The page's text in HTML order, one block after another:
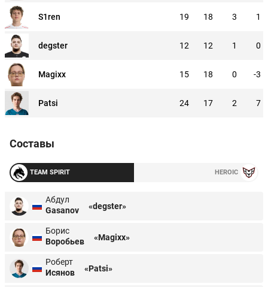
S1ren 19 18 3 1
degster 12 12 1 0
Magixx 15 18 0 -3
Patsi 24 17 2 7
Составы
TEAM SPIRIT HEROIC
Абдул
Gasanov
«degster»
Борис
Воробьев
«Magixx»
Роберт
Исянов
«Patsi»